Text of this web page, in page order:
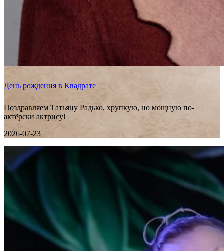
День рождения в Квадрате
Поздравляем Татьяну Радько, хрупкую, но мощную по-
актёрски актрису!
2026-07-23